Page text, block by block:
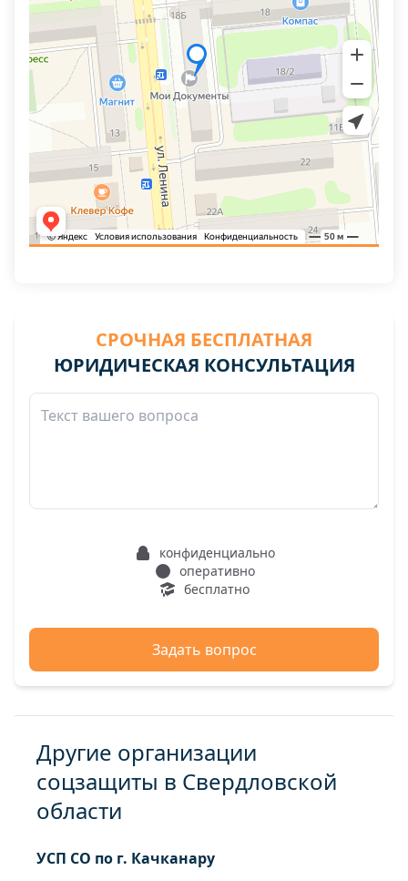
СРОЧНАЯ БЕСПЛАТНАЯ
ЮРИДИЧЕСКАЯ КОНСУЛЬТАЦИЯ
конфиденциально
оперативно
бесплатно
Задать вопрос
Другие организации
соцзащиты в Свердловской
области
УСП СО по г. Качканару